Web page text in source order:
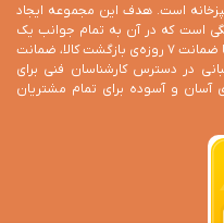
است. هدف این مجموعه ایجاد
است که در آن به تمام جوانب یک
خرید مطمئن توجه شده باشد. در همین راستا ضمانت 7 روزه‌ی بازگشت کالا، ضمانت
در دسترس کارشناسان فنی برای
آسان و آسوده برای تمام مشتریان